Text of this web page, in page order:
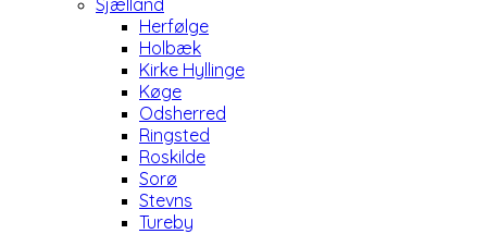
Sjælland
Herfølge
Holbæk
Kirke Hyllinge
Køge
Odsherred
Ringsted
Roskilde
Sorø
Stevns
Tureby